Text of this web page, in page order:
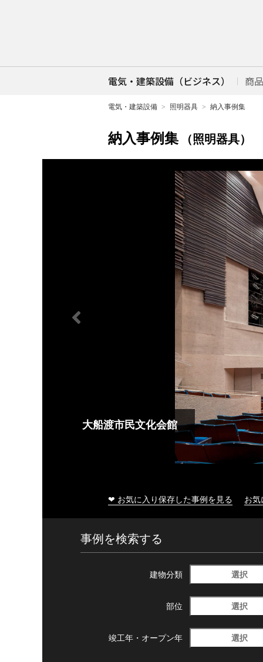
電気・建築設備（ビジネス） 商
電気・建築設備 照明器具 納入事例集
納入事例集 （照明器具）
大船渡市民文化会館
❤ お気に入り保存した事例を見る お
事例を検索する
建物分類 選択
部位 選択
竣工年・ オープン年 選択